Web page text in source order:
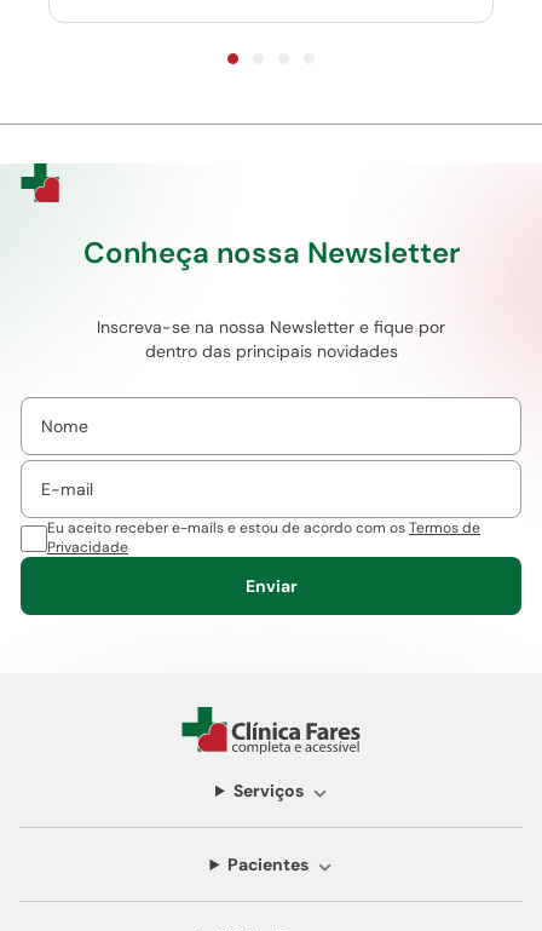
Conheça nossa Newsletter
Inscreva-se na nossa Newsletter e fique por
dentro das principais novidades
Eu aceito receber e-mails e estou de acordo com osTermos de
Privacidade
Enviar
Serviços
Pacientes